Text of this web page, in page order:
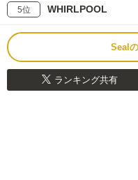
5位 WHIRLPOOL
Seal
ランキング共有